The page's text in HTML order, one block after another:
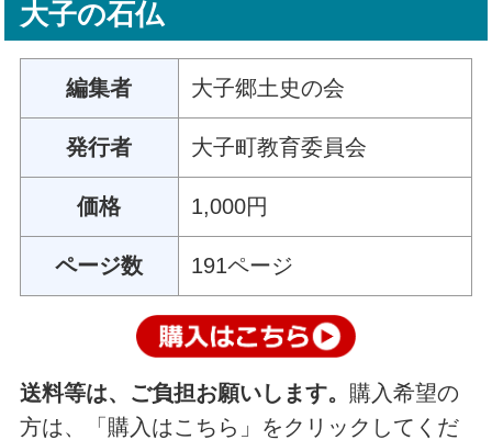
大子の石仏
編集者 大子郷土史の会
発行者 大子町教育委員会
価格 1,000円
ページ数 191ページ
送料等は、ご負担お願いします。 購入希望の
方は、「購入はこちら」をクリックしてくだ